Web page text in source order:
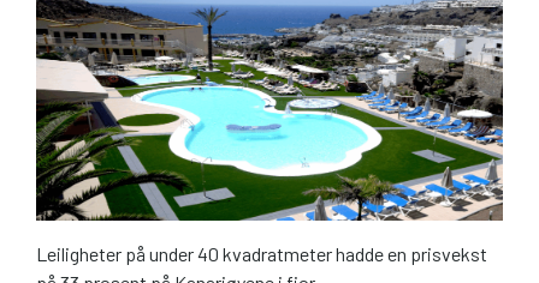
Leiligheter på under 40 kvadratmeter hadde en prisvekst